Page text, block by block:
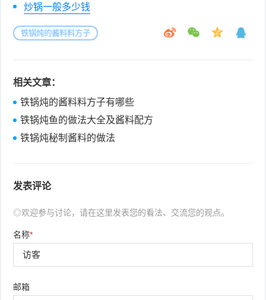
炒锅一般多少钱
铁锅炖的酱料料方子
相关文章：
铁锅炖的酱料料方子有哪些
铁锅炖鱼的做法大全及酱料配方
铁锅炖秘制酱料的做法
发表评论
◎欢迎参与讨论，请在这里发表您的看法、交流您的观点。
名称*
邮箱